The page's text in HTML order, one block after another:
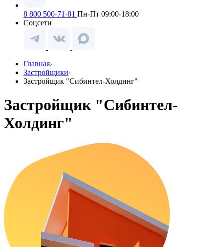
8 800 500-71-81 Пн-Пт 09:00-18:00
Соцсети
Главная
Застройщики
Застройщик "Сибинтел-Холдинг"
Застройщик "Сибинтел-
Холдинг"